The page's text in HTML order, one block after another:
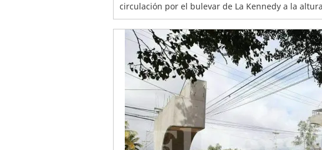
circulación por el bulevar de La Kennedy a la